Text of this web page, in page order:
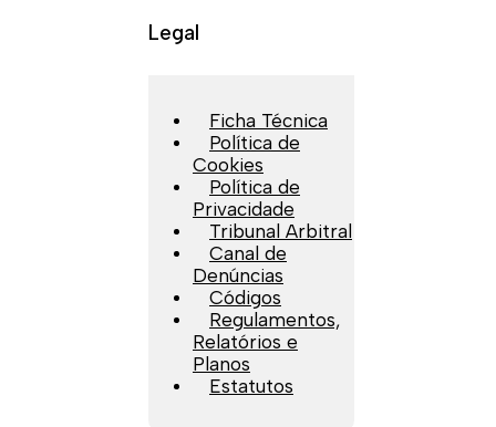
Legal
Ficha Técnica
Política de
Cookies
Política de
Privacidade
Tribunal Arbitral
Canal de
Denúncias
Códigos
Regulamentos,
Relatórios e
Planos
Estatutos